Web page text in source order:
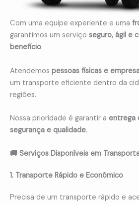
Com uma equipe experiente e uma
garantimos um serviço seguro, ágil e
benefício.
Atendemos pessoas físicas e
um transporte eficiente dentro da
regiões.
Nossa prioridade é garantir a entrega
segurança e qualidade.
🚚 Serviços Disponíveis em
1. Transporte Rápido e Econômico
Precisa de um transporte rápido e